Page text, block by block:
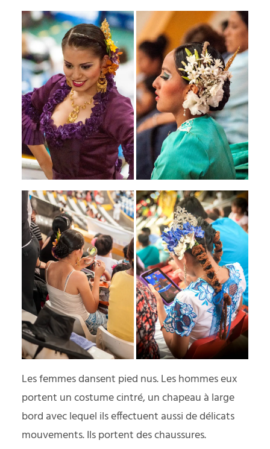
Les femmes dansent pied nus. Les hommes eux
portent un costume cintré, un chapeau à large
bord avec lequel ils effectuent aussi de délicats
mouvements. Ils portent des chaussures.